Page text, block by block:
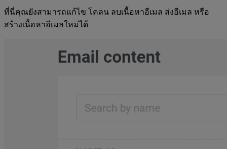
ที่นี่คุณยังสามารถแก้ไข โคลน ลบเนื้อหาอีเมล ส่งอีเมล หรือ
สร้างเนื้อหาอีเมลใหม่ได้